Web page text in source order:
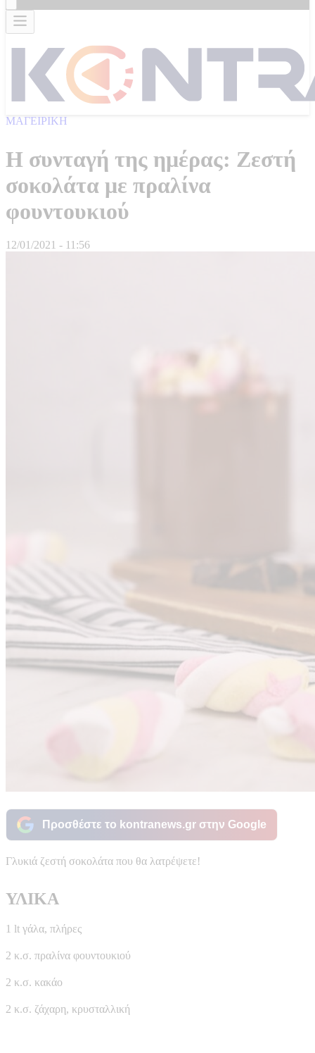
ΜΑΓΕΙΡΙΚΗ
Η συνταγή της ημέρας: Ζεστή
σοκολάτα με πραλίνα
φουντουκιού
12/01/2021 - 11:56
Προσθέστε το kontranews.gr στην Google
Γλυκιά ζεστή σοκολάτα που θα λατρέψετε!
ΥΛΙΚΑ
1 lt γάλα, πλήρες
2 κ.σ. πραλίνα φουντουκιού
2 κ.σ. κακάο
2 κ.σ. ζάχαρη, κρυσταλλική